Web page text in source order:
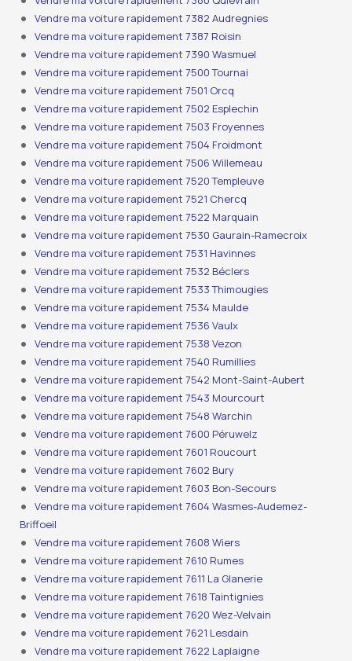
Vendre ma voiture rapidement 7382 Audregnies
Vendre ma voiture rapidement 7387 Roisin
Vendre ma voiture rapidement 7390 Wasmuel
Vendre ma voiture rapidement 7500 Tournai
Vendre ma voiture rapidement 7501 Orcq
Vendre ma voiture rapidement 7502 Esplechin
Vendre ma voiture rapidement 7503 Froyennes
Vendre ma voiture rapidement 7504 Froidmont
Vendre ma voiture rapidement 7506 Willemeau
Vendre ma voiture rapidement 7520 Templeuve
Vendre ma voiture rapidement 7521 Chercq
Vendre ma voiture rapidement 7522 Marquain
Vendre ma voiture rapidement 7530 Gaurain-Ramecroix
Vendre ma voiture rapidement 7531 Havinnes
Vendre ma voiture rapidement 7532 Béclers
Vendre ma voiture rapidement 7533 Thimougies
Vendre ma voiture rapidement 7534 Maulde
Vendre ma voiture rapidement 7536 Vaulx
Vendre ma voiture rapidement 7538 Vezon
Vendre ma voiture rapidement 7540 Rumillies
Vendre ma voiture rapidement 7542 Mont-Saint-Aubert
Vendre ma voiture rapidement 7543 Mourcourt
Vendre ma voiture rapidement 7548 Warchin
Vendre ma voiture rapidement 7600 Péruwelz
Vendre ma voiture rapidement 7601 Roucourt
Vendre ma voiture rapidement 7602 Bury
Vendre ma voiture rapidement 7603 Bon-Secours
Vendre ma voiture rapidement 7604 Wasmes-Audemez-
Briffoeil
Vendre ma voiture rapidement 7608 Wiers
Vendre ma voiture rapidement 7610 Rumes
Vendre ma voiture rapidement 7611 La Glanerie
Vendre ma voiture rapidement 7618 Taintignies
Vendre ma voiture rapidement 7620 Wez-Velvain
Vendre ma voiture rapidement 7621 Lesdain
Vendre ma voiture rapidement 7622 Laplaigne